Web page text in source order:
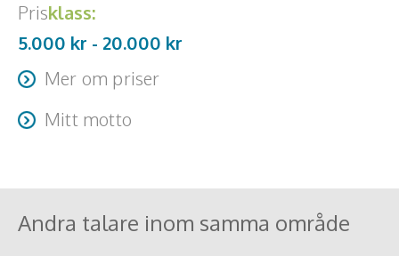
Prisklass:
5.000 kr - 20.000 kr
Mer om priser
Resa + logi tillkommer
Mitt motto
Andra talare inom samma område